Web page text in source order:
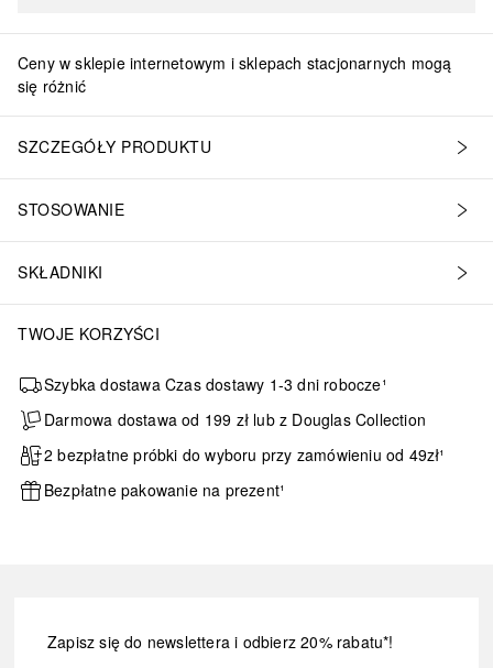
Ceny w sklepie internetowym i sklepach stacjonarnych mogą
się różnić
SZCZEGÓŁY PRODUKTU
STOSOWANIE
SKŁADNIKI
TWOJE KORZYŚCI
Szybka dostawa Czas dostawy 1-3 dni robocze¹
Darmowa dostawa od 199 zł lub z Douglas Collection
2 bezpłatne próbki do wyboru przy zamówieniu od 49zł¹
Bezpłatne pakowanie na prezent¹
Zapisz się do newslettera i odbierz 20% rabatu*!